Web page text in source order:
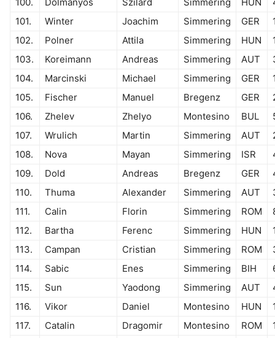
101.
Winter Joachim Simmering GER
102.
Polner Attila Simmering HUN
103.
Koreimann Andreas Simmering AUT
104.
Marcinski Michael Simmering GER
105.
Fischer Manuel Bregenz GER
106.
Zhelev Zhelyo Montesino BUL
107.
Wrulich Martin Simmering AUT
108.
Nova Mayan Simmering ISR
109.
Dold Andreas Bregenz GER
110.
Thuma Alexander Simmering AUT
111.
Calin Florin Simmering ROM
112.
Bartha Ferenc Simmering HUN
113.
Campan Cristian Simmering ROM
114.
Sabic Enes Simmering BIH
115.
Sun Yaodong Simmering AUT
116.
Vikor Daniel Montesino HUN
117.
Catalin Dragomir Montesino ROM